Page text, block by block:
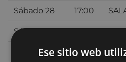
Sábado 28 17:00
Sábado 28 19:45
Sábado 28 22:30
Ese sitio web